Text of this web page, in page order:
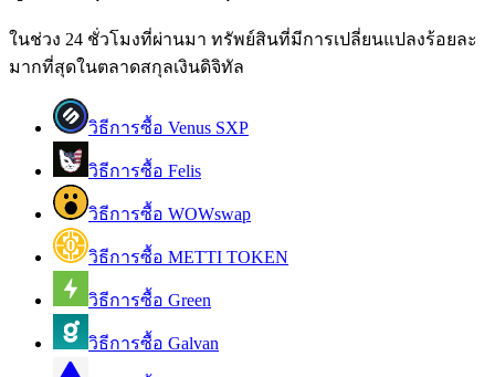
การวิเคราะห์ข้อมูลขนาดใหญ่ รวมถึงข้อมูลการค้า ฯลฯ
แนะนำ
ในช่วง 24 ชั่วโมงที่ผ่านมา ทรัพย์สินที่มีการเปลี่ยนแปลงร้อยละ
มากที่สุดในตลาดสกุลเงินดิจิทัล
วิธีการซื้อ Venus SXP
วิธีการซื้อ Felis
วิธีการซื้อ WOWswap
วิธีการซื้อ METTI TOKEN
วิธีการซื้อ Green
วิธีการซื้อ Galvan